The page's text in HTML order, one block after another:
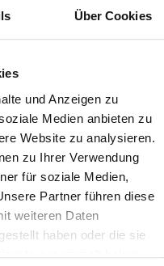
Über Cookies
und Anzeigen zu
Medien anbieten zu
Website zu analysieren.
zu Ihrer Verwendung
für soziale Medien,
Partner führen diese
weiteren Daten
haben oder die sie
Word oder PDF)